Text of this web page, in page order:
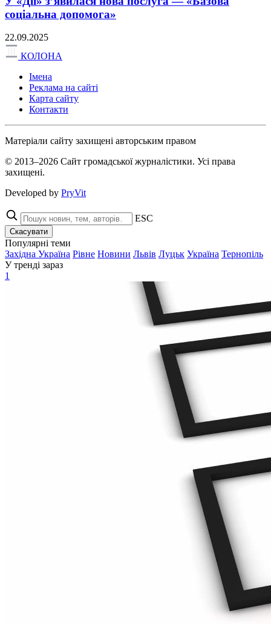
соціальна допомога»
22.09.2025
КОЛОНА
Імена
Реклама на сайті
Карта сайту
Контакти
Матеріали сайту захищені авторським правом
© 2013–2026 Сайт громадської журналістики. Усі права
захищені.
Developed by PryVit
ESC
Скасувати
Популярні теми
Західна Україна Рівне Новини Львів Луцьк Україна Тернопіль
У тренді зараз
1